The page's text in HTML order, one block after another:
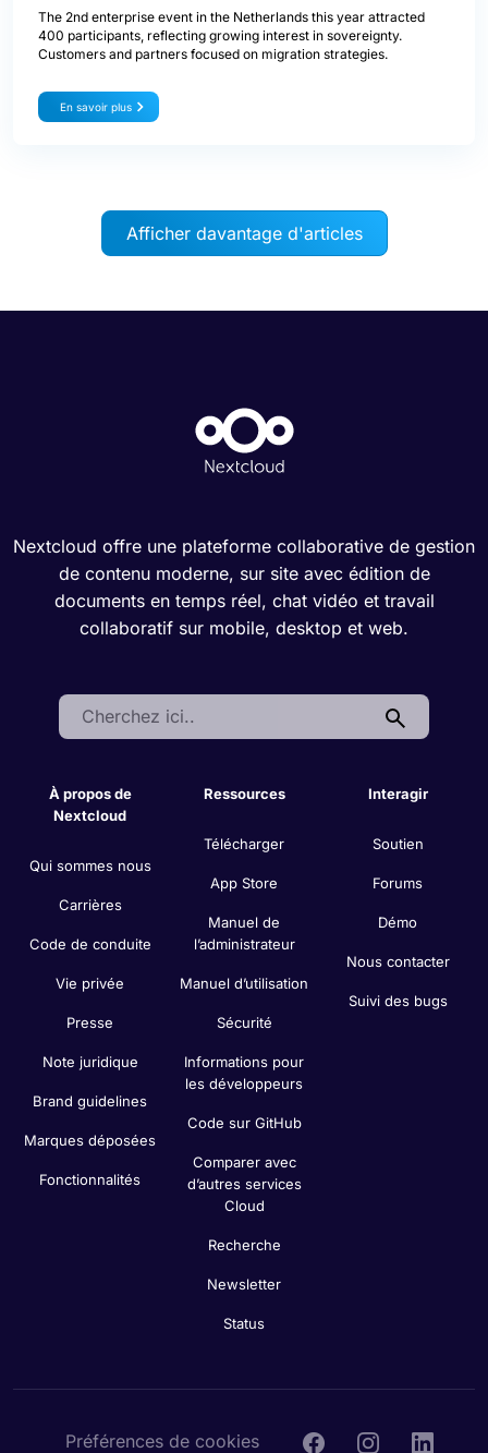
The 2nd enterprise event in the Netherlands this year attracted
400 participants, reflecting growing interest in sovereignty.
Customers and partners focused on migration strategies.
En savoir plus
Afficher davantage d'articles
Nextcloud offre une plateforme collaborative de gestion
de contenu moderne, sur site avec édition de
documents en temps réel, chat vidéo et travail
collaboratif sur mobile, desktop et web.
Search:
À propos de
Nextcloud
Qui sommes nous
Carrières
Code de conduite
Vie privée
Presse
Note juridique
Brand guidelines
Marques déposées
Fonctionnalités
Ressources
Télécharger
App Store
Manuel de
l’administrateur
Manuel d’utilisation
Sécurité
Informations pour
les développeurs
Code sur GitHub
Comparer avec
d’autres services
Cloud
Recherche
Newsletter
Status
Interagir
Soutien
Forums
Démo
Nous contacter
Suivi des bugs
Préférences de cookies